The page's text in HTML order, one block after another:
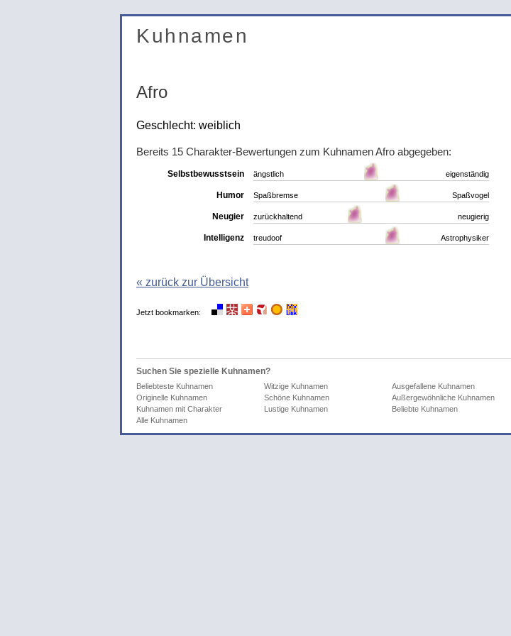
Kuhnamen
Afro
Geschlecht: weiblich
Bereits 15 Charakter-Bewertungen zum Kuhnamen Afro abgegeben:
Selbstbewusstsein ängstlich eigenständig
Humor Spaßbremse Spaßvogel
Neugier zurückhaltend neugierig
Intelligenz treudoof Astrophysiker
« zurück zur Übersicht
Jetzt bookmarken:
Suchen Sie spezielle Kuhnamen?
Beliebteste Kuhnamen Witzige Kuhnamen Ausgefallene Kuhnamen
Originelle Kuhnamen
Schöne Kuhnamen Außergewöhnliche Kuhnamen
Kuhnamen mit Charakter
Lustige Kuhnamen Beliebte Kuhnamen
Alle Kuhnamen